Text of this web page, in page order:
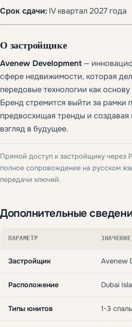
Срок сдачи: IV квартал 2027 года
О застройщике
Avenew Development —
сфере недвижимости, которая
передовые технологии как
Бренд стремится выйти за рамки
предвосхищая тренды и
взгляд в будущее.
Прямой доступ к застройщику через
полное сопровождение на русском
передачи ключей.
Дополнительные
ПАРАМЕТР ЗНАЧЕНИЕ
Застройщик Avenew
Расположение Dubai
Типы юнитов 1-3